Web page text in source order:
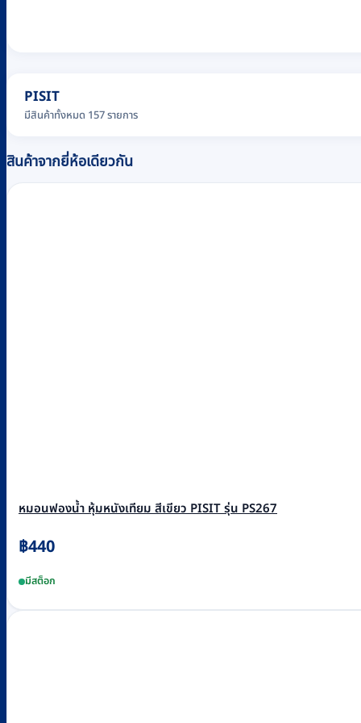
PISIT
มีสินค้าทั้งหมด 157 รายการ
สินค้าจากยี่ห้อเดียวกัน
หมอนฟองน้ำ หุ้มหนังเทียม สีเขียว PISIT รุ่น PS267
฿440
มีสต็อก